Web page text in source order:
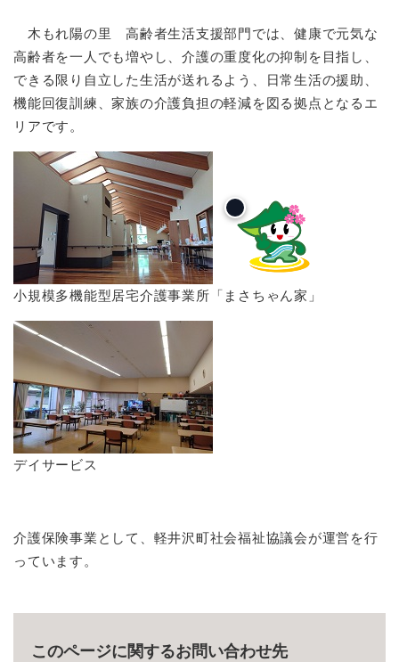
木もれ陽の里 高齢者生活支援部門では、健康で元気な
高齢者を一人でも増やし、介護の重度化の抑制を目指し、
できる限り自立した生活が送れるよう、日常生活の援助、
機能回復訓練、家族の介護負担の軽減を図る拠点となるエ
リアです。
小規模多機能型居宅介護事業所「まさちゃん家」
デイサービス
介護保険事業として、軽井沢町社会福祉協議会が運営を行
っています。
このページに関するお問い合わせ先